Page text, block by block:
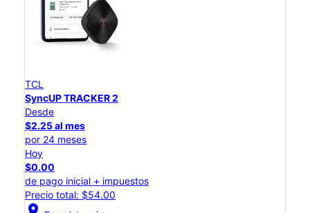
TCL
SyncUP TRACKER 2
Desde
$2.25 al mes
por 24 meses
Hoy
$0.00
de pago inicial + impuestos
Precio total: $54.00